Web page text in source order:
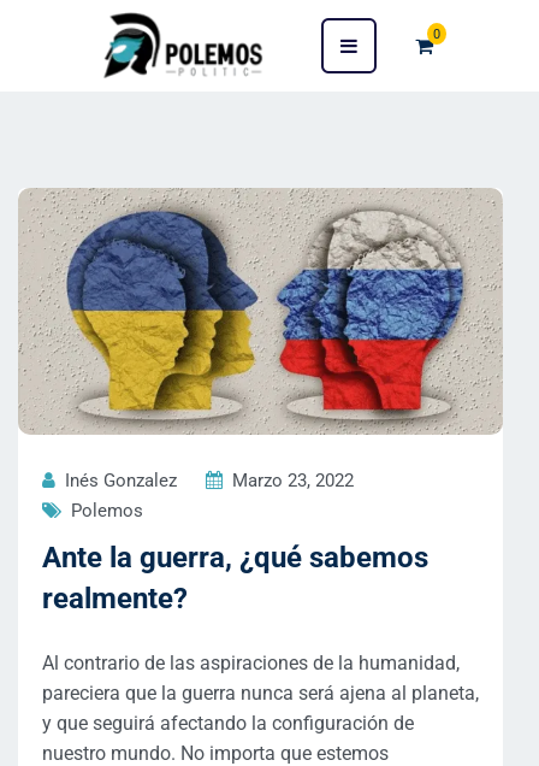
0
Inés Gonzalez
Marzo 23, 2022
Polemos
Ante la guerra, ¿qué sabemos
realmente?
Al contrario de las aspiraciones de la humanidad,
pareciera que la guerra nunca será ajena al planeta,
y que seguirá afectando la configuración de
nuestro mundo. No importa que estemos